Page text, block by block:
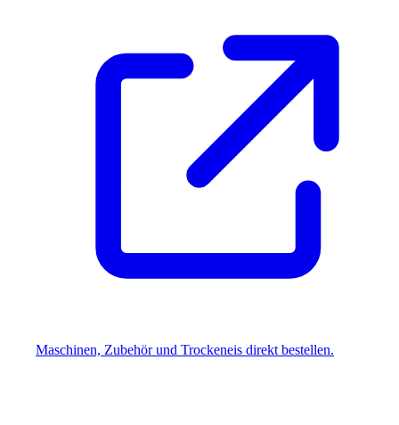
Maschinen, Zubehör und Trockeneis direkt bestellen.